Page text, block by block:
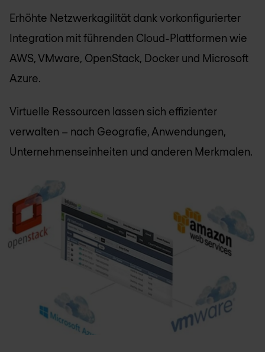
Erhöhte Netzwerkagilität dank vorkonfigurierter
Integration mit führenden Cloud-Plattformen wie
AWS, VMware, OpenStack, Docker und Microsoft
Azure.
Virtuelle Ressourcen lassen sich effizienter
verwalten – nach Geografie, Anwendungen,
Unternehmenseinheiten und anderen Merkmalen.